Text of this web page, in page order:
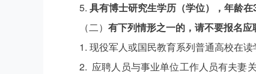
5. 具有博士研究生学历（学位），年龄
（二） 有下列情形之一的，请不要报名应
1. 现役军人或国民教育系列普通高校在读
2. 应聘人员与事业单位工作人员有夫妻